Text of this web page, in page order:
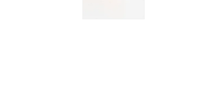
지에서 직접시연